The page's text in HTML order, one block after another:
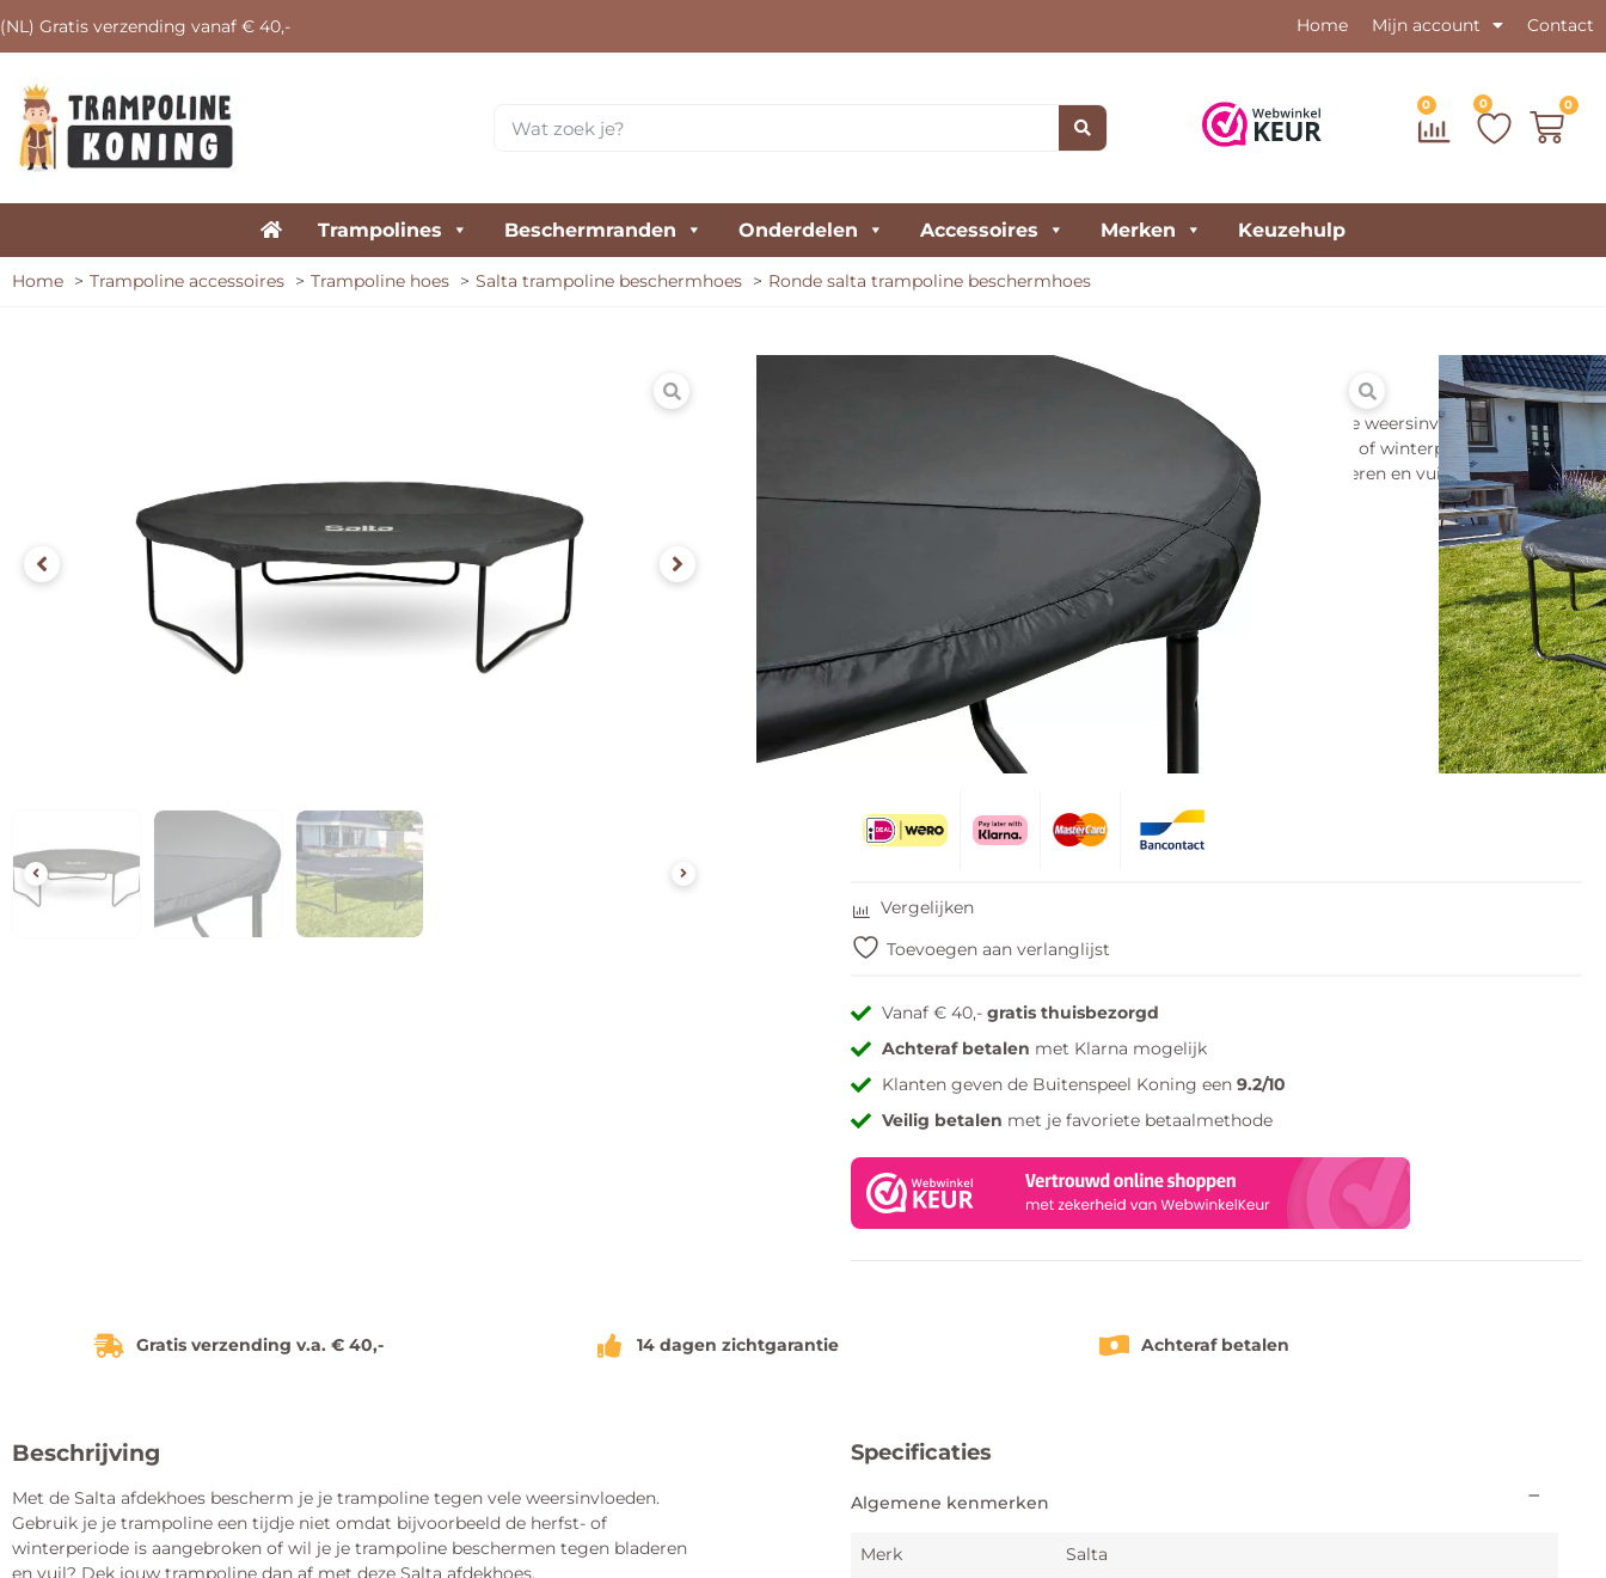
(NL) Gratis verzending vanaf € 40,- Home Mijn account Contact
0 0 0
Trampolines Beschermranden Onderdelen Accessoires Merken Keuzehulp
Home Trampoline accessoires Trampoline hoes Salta trampoline beschermhoes Ronde salta trampoline beschermhoes
Salta afdekhoes 457cm – Rond zwart
Met de Salta afdekhoes bescherm je je trampoline tegen vele weersinvloeden. Gebruik
je je trampoline een tijdje niet omdat bijvoorbeeld de herfst- of winterperiode is
aangebroken of wil je je trampoline beschermen tegen bladeren en vuil? Dek jouw
trampoline dan af met deze Salta afdekhoes.
thuisbezorgd
Levertijd: 1 tot 3 werkdagen
Toevoegen aan winkelwagen
Vergelijken
Toevoegen aan verlanglijst
Vanaf € 40,-gratis thuisbezorgd
Achteraf betalen met Klarna mogelijk
Klanten geven de Buitenspeel Koning een9.2/10
Veilig betalen met je favoriete betaalmethode
Gratis verzending v.a. € 40,- 14 dagen zichtgarantie Achteraf betalen
Beschrijving
Met de Salta afdekhoes bescherm je je trampoline tegen vele weersinvloeden.
Gebruik je je trampoline een tijdje niet omdat bijvoorbeeld de herfst- of
winterperiode is aangebroken of wil je je trampoline beschermen tegen bladeren
en vuil? Dek jouw trampoline dan af met deze Salta afdekhoes.
Specificaties
Algemene kenmerken
Merk Salta